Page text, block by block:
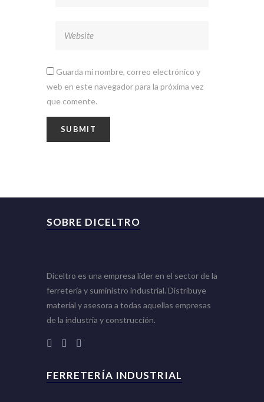
Guarda mi nombre, correo electrónico y
web en este navegador para la próxima vez
que comente.
SOBRE DICELTRO
Diceltro es una empresa líder en el sector de la
ferretería y suministro industrial. Distribuye
material y asesora a todas aquellas empresas
de la industria y construcción.
FERRETERÍA INDUSTRIAL